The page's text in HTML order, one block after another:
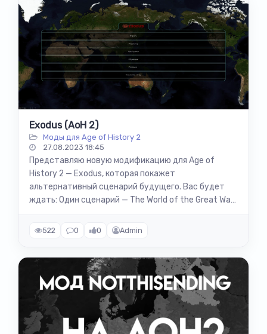
Exodus (AoH 2)
Моды для Age of History 2
27.08.2023 18:45
Представляю новую модификацию для Age of
History 2 — Exodus, которая покажет
альтернативный сценарий будущего. Вас будет
ждать: Один сценарий — The World of the Great War
522 0 0 Admin